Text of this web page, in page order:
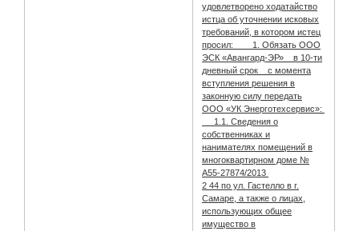
удовлетворено ходатайство
истца об уточнении исковых
требований, в котором истец
просил: 1. Обязать ООО
ЭСК «Авангард-ЭР» в 10-ти
дневный срок с момента
вступления решения в
законную силу передать
ООО «УК Энерготехсервис»:
1.1. Сведения о
собственниках и
нанимателях помещений в
многоквартирном доме №
А55-27874/2013
2 44 по ул. Гастелло в г.
Самаре, а также о лицах,
использующих общее
имущество в